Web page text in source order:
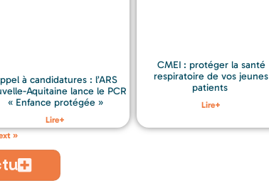
à candidatures : l’ARS
Aquitaine lance le PCR
« Enfance protégée »
Lire+
CMEI : protéger la santé
respiratoire de vos jeunes
patients
Lire+
»